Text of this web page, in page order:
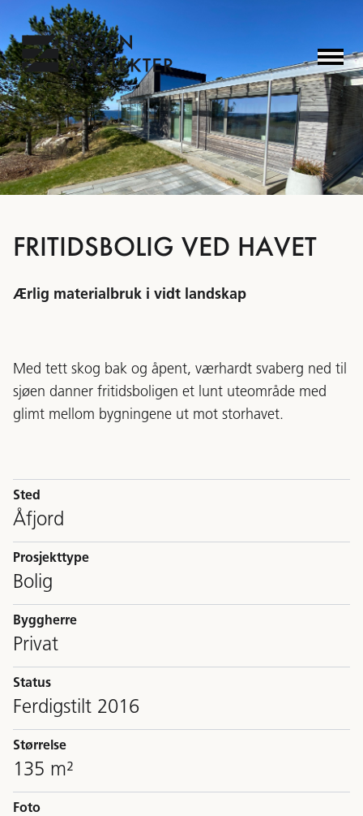
Sted
Åfjord
Prosjekttype
Bolig
Byggherre
Privat
Status
Ferdigstilt 2016
Størrelse
135 m²
Foto
FRITIDSBOLIG VED HAVET
Ærlig materialbruk i vidt landskap
Med tett skog bak og åpent, værhardt svaberg ned til
sjøen danner fritidsboligen et lunt uteområde med
glimt mellom bygningene ut mot storhavet.